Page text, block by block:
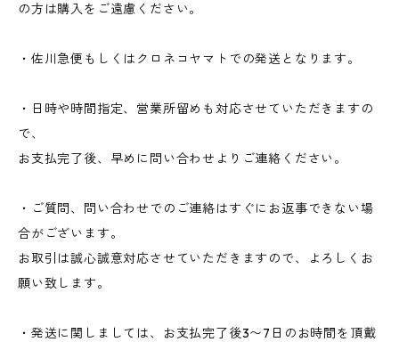
の方は購入をご遠慮ください。
・佐川急便もしくはクロネコヤマトでの発送となります。
・日時や時間指定、営業所留めも対応させていただきますの
で、
お支払完了後、早めに問い合わせよりご連絡ください。
・ご質問、問い合わせでのご連絡はすぐにお返事できない場
合がございます。
お取引は誠心誠意対応させていただきますので、よろしくお
願い致します。
・発送に関しましては、お支払完了後3〜7日のお時間を頂戴